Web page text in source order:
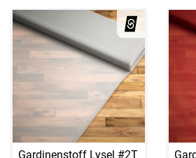
Gardinenstoff Lysel #2T